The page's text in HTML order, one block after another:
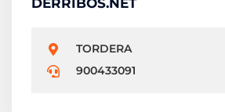
TORDERA
900433091